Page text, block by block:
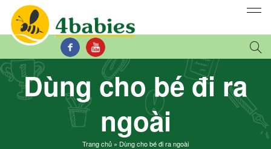
Dùng cho bé đi ra
ngoài
Trang chủ » Dùng cho bé đi ra ngoài